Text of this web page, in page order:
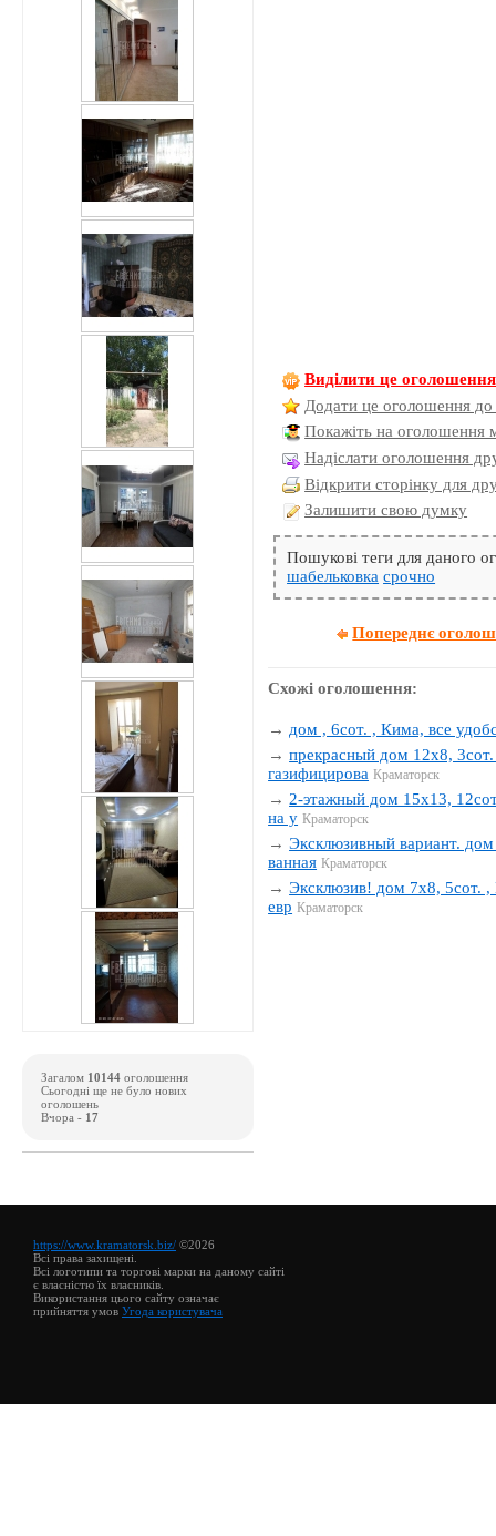
Виділити це оголошення
Додати це оголошення до
Покажіть на оголошення
Надіслати оголошення
Відкрити сторінку для
Залишити свою думку
Пошукові теги для даного
шабельковка срочно
Попереднє
Схожі оголошення:
→ дом , 6сот. , Кима, все
→прекрасный дом 12х8,
газифицирова Краматорск
→ 2-этажный дом 15х13,
на у Краматорск
→Эксклюзивный вариант.
ванная Краматорск
→Эксклюзив! дом 7х8, 5сот. ,
евр Краматорск
Загалом 10144 оголошення
Сьогодні ще не було нових
оголошень
Вчора - 17
https://www.kramatorsk.biz/ ©2026
Всі права захищені.
Всі логотипи та торгові марки на даному сайті
є власністю їх власників.
Використання цього сайту означає
прийняття умов Угода користувача